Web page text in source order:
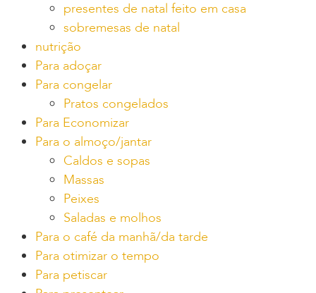
presentes de natal feito em casa
sobremesas de natal
nutrição
Para adoçar
Para congelar
Pratos congelados
Para Economizar
Para o almoço/jantar
Caldos e sopas
Massas
Peixes
Saladas e molhos
Para o café da manhã/da tarde
Para otimizar o tempo
Para petiscar